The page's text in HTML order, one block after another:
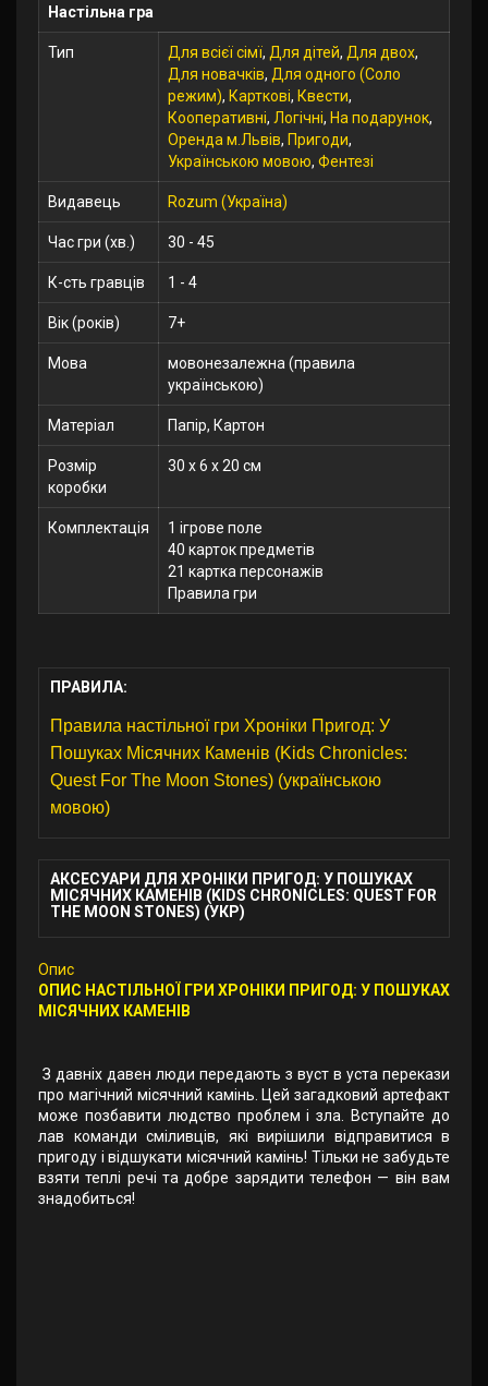
Настільна гра
Тип Для всієї сімї, Для дітей, Для двох,
Для новачків, Для одного (Соло
режим), Карткові, Квести,
Кооперативні, Логічні, На подарунок,
Оренда м.Львів, Пригоди,
Українською мовою, Фентезі
Видавець Rozum (Україна)
Час гри (хв.) 30 - 45
К-сть гравців 1 - 4
Вік (років) 7+
Мова
мовонезалежна (правила
українською)
Матеріал Папір, Картон
Розмір
коробки
30 x 6 x 20 см
Комплектація
1 ігрове поле
40 карток предметів
21 картка персонажів
Правила гри
ПРАВИЛА:
Правила настільної гри Хроніки Пригод: У
Пошуках Місячних Каменів (Kids Chronicles:
Quest For The Moon Stones) (українською
мовою)
АКСЕСУАРИ ДЛЯ ХРОНІКИ ПРИГОД: У ПОШУКАХ
МІСЯЧНИХ КАМЕНІВ (KIDS CHRONICLES: QUEST FOR
THE MOON STONES) (УКР)
Опис
ОПИС НАСТІЛЬНОЇ ГРИ ХРОНІКИ ПРИГОД: У ПОШУКАХ
МІСЯЧНИХ КАМЕНІВ
З давніх давен люди передають з вуст в уста перекази
про магічний місячний камінь. Цей загадковий артефакт
може позбавити людство проблем і зла. Вступайте до
лав команди сміливців, які вирішили відправитися в
пригоду і відшукати місячний камінь! Тільки не забудьте
взяти теплі речі та добре зарядити телефон — він вам
знадобиться!